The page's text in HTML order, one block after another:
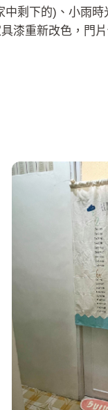
剩下的)、小雨
漆重新改色，門